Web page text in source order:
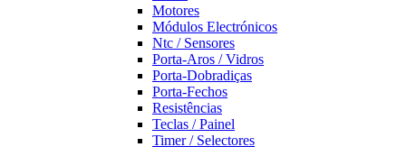
Motores
Módulos Electrónicos
Ntc / Sensores
Porta-Aros / Vidros
Porta-Dobradiças
Porta-Fechos
Resistências
Teclas / Painel
Timer / Selectores